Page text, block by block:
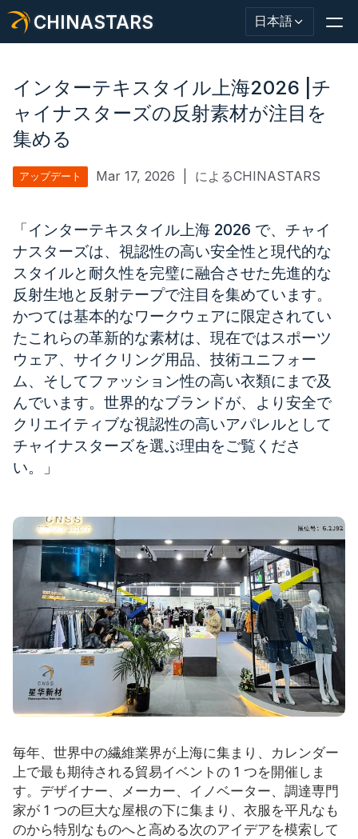
CHINASTARS 日本語
反射材・テープ
ファッション反射生地
暗闇で光る素材
工業用ウォッシュトリム
CHINASTARS について
新製品
リソース
カタログ
インターテキスタイル上海2026 |チ
ャイナスターズの反射素材が注目を
集める
アップデート Mar 17, 2026 によるCHINASTARS
「インターテキスタイル上海 2026 で、チャイ
ナスターズは、視認性の高い安全性と現代的な
スタイルと耐久性を完璧に融合させた先進的な
反射生地と反射テープで注目を集めています。
かつては基本的なワークウェアに限定されてい
たこれらの革新的な素材は、現在ではスポーツ
ウェア、サイクリング用品、技術ユニフォー
ム、そしてファッション性の高い衣類にまで及
んでいます。世界的なブランドが、より安全で
クリエイティブな視認性の高いアパレルとして
チャイナスターズを選ぶ理由をご覧くださ
い。」
毎年、世界中の繊維業界が上海に集まり、カレンダー
上で最も期待される貿易イベントの 1 つを開催しま
す。デザイナー、メーカー、イノベーター、調達専門
家が 1 つの巨大な屋根の下に集まり、衣服を平凡なも
のから特別なものへと高める次のアイデアを模索して